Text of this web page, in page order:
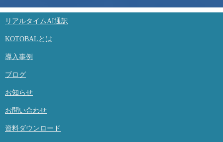
リアルタイムAI通訳
KOTOBALとは
導入事例
ブログ
お知らせ
お問い合わせ
資料ダウンロード